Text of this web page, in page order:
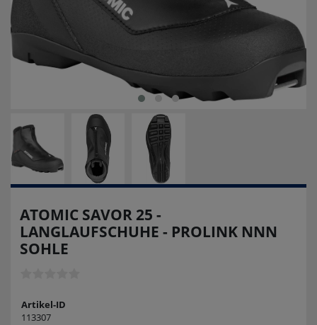
ATOMIC SAVOR 25 -
LANGLAUFSCHUHE - PROLINK NNN
SOHLE
Artikel-ID
113307